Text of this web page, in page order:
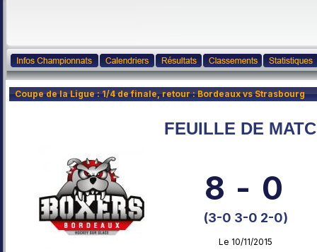
Coupe de la Ligue : 1/4 de finale, retour : Bordeaux vs Strasbourg
FEUILLE DE
8 - 0
(3-0 3-0 2-0)
Le 10/11/2015